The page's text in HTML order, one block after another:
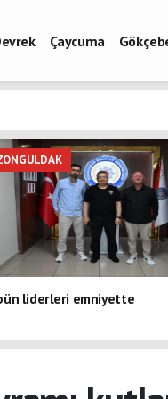
Çaycuma
liderleri emniyette